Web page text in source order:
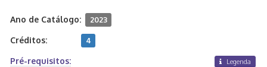
Ano de Catálogo: 2023
Créditos: 4
Pré-requisitos: Legenda